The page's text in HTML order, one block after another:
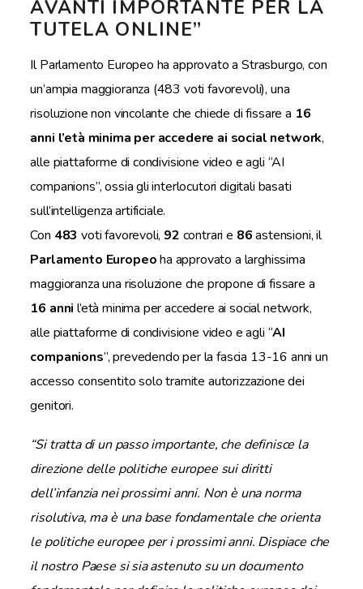
AVANTI IMPORTANTE PER LA
TUTELA ONLINE”
Il Parlamento Europeo ha approvato a Strasburgo, con
un’ampia maggioranza (483 voti favorevoli), una
risoluzione non vincolante che chiede di fissare a 16
anni l’età minima per accedere ai social network,
alle piattaforme di condivisione video e agli “AI
companions”, ossia gli interlocutori digitali basati
sull’intelligenza artificiale.
Con 483 voti favorevoli, 92 contrari e 86astensioni, il
Parlamento Europeoha approvato a larghissima
maggioranza una risoluzione che propone di fissare a
16 anni l’età minima per accedere ai social network,
alle piattaforme di condivisione video e agli “AI
companions”, prevedendo per la fascia 13-16 anni un
accesso consentito solo tramite autorizzazione dei
genitori.
“Si tratta di un passo importante, che definisce la
direzione delle politiche europee sui diritti
dell’infanzia nei prossimi anni. Non è una norma
risolutiva, ma è una base fondamentale che orienta
le politiche europee per i prossimi anni. Dispiace che
il nostro Paese si sia astenuto su un documento